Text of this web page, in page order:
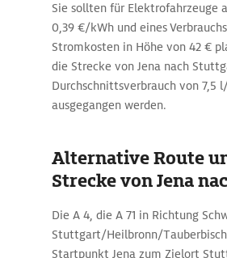
Sie sollten für Elektrofahrzeuge
0,39 €/kWh und eines
Stromkosten in Höhe von 42 €
die Strecke von Jena nach
Durchschnittsverbrauch von 7,5
ausgegangen werden.
Alternative Route
Strecke von Jena
Die A 4, die A 71 in Richtung
Stuttgart/Heilbronn/
Startpunkt Jena zum Zielort